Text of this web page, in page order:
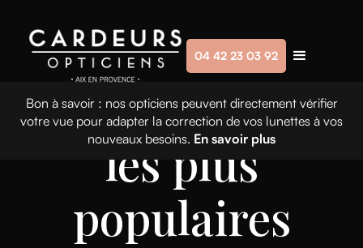
04 42 23 03 92
Bon à savoir : nos opticiens peuvent directement vérifier
votre vue pour adapter la correction de vos lunettes à vos
nouveaux besoins. En savoir plus
Nos marques
les plus
populaires